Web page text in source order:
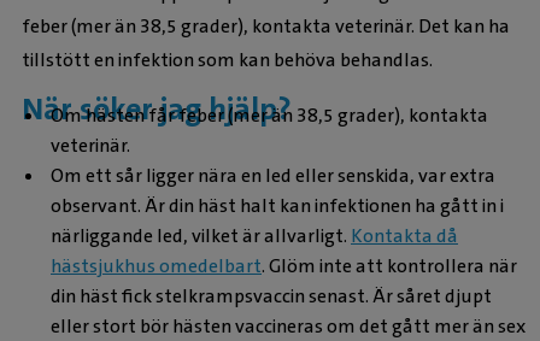
feber (mer än 38,5 grader), kontakta veterinär. Det kan ha
tillstött en infektion som kan behöva behandlas.
När söker jag hjälp?
Om hästen får feber (mer än 38,5 grader), kontakta
veterinär.
Om ett sår ligger nära en led eller senskida, var extra
observant. Är din häst halt kan infektionen ha gått in i
närliggande led, vilket är allvarligt. Kontakta då
hästsjukhus omedelbart. Glöm inte att kontrollera när
din häst fick stelkrampsvaccin senast. Är såret djupt
eller stort bör hästen vaccineras om det gått mer än sex